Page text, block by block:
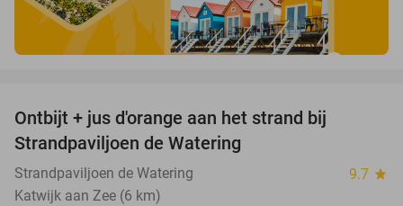
Ontbijt + jus d'orange aan het strand bij
Strandpaviljoen de Watering
Strandpaviljoen de Watering 9.7 star
Katwijk aan Zee (6 km)